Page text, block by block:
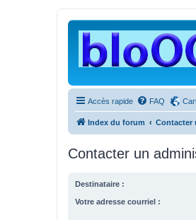
Accès rapide FAQ
Index du forum Contacter
Contacter un
Destinataire :
Votre adresse courriel :